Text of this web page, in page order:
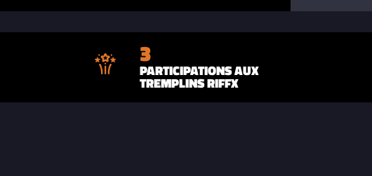
3
PARTICIPATIONS AUX
TREMPLINS RIFFX